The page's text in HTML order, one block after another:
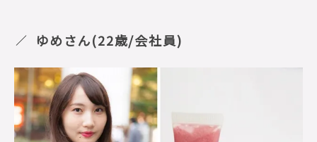
ゆめさん(22歳/会社員)